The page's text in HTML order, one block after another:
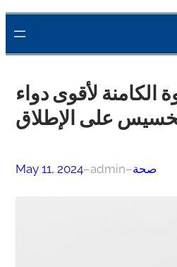
الكامنة لأقوى دواء
على الإطلاق
May 11, 2024–admin–صحة